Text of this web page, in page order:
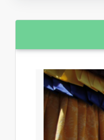
Danzas